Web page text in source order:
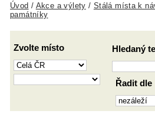
Úvod / Akce a výlety / Stálá místa k
památníky
Zvolte místo Hledaný
Řadit dle